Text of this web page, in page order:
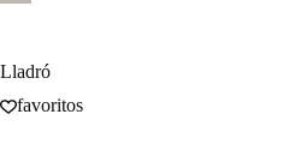
Lladró
favoritos